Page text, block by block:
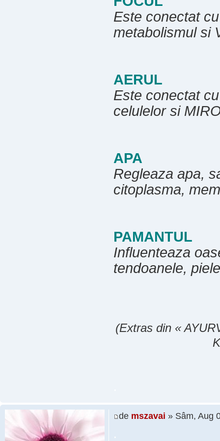
Este conectat
metabolismul si
AERUL
Este conectat
celulelor si
APA
Regleaza apa,
citoplasma,
PAMANTUL
Influenteaza
tendoanele,
(Extras din «
de mszavai » Sâm, Aug
.